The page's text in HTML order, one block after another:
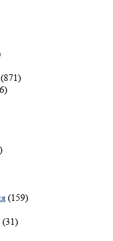
(871)
(159)
(31)